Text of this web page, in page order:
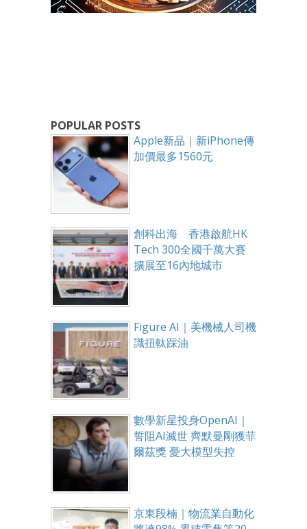
POPULAR POSTS
Apple新品｜新iPhone傳
加價最多1560元
創科出海 香港啟航HK
Tech 300全國千萬大賽
擴展至16內地城市
Figure AI｜美機械人司機
識扭軚踩油
數學新星投身OpenAI｜
誓阻AI滅世 齊默曼剛獲菲
爾茲獎 憂大模型失控
京東段楠｜物流業自動化